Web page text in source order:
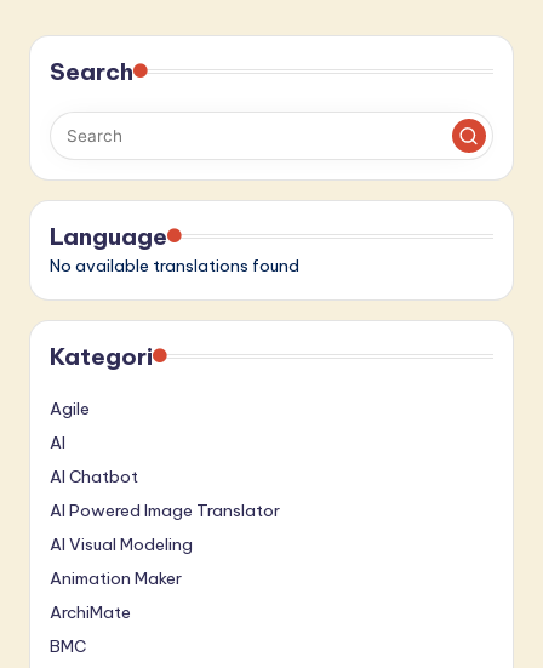
pos
Search
Language
No available translations found
Kategori
Agile
AI
AI Chatbot
AI Powered Image Translator
AI Visual Modeling
Animation Maker
ArchiMate
BMC